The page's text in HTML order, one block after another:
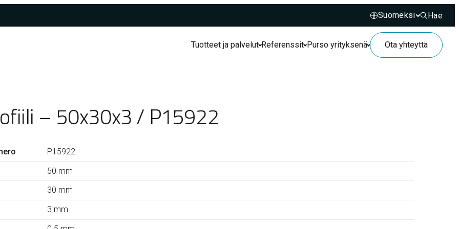
Hae
Hae
Tuotteet ja palvelut Referenssit Purso yrityksenä Ota yhteyttä
– 50x30x3 / P15922
P15922
50 mm
30 mm
3 mm